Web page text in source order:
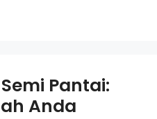
Pantai:
Anda